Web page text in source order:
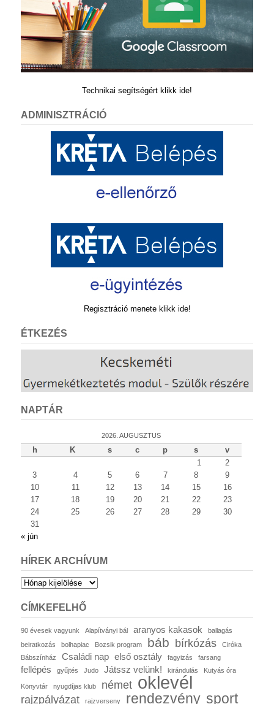
Technikai segítségért klikk ide!
ADMINISZTRÁCIÓ
Regisztráció menete klikk ide!
ÉTKEZÉS
NAPTÁR
2026. AUGUSZTUS
h K s c p s
v
1
2
3
4 5 6 7 8
9
10
11 12 13 14 15
16
17
18 19 20 21 22
23
24
25 26 27 28 29
30
31
« jún
HÍREK ARCHÍVUM
Hírek
CÍMKEFELHŐ
90 évesek vagyunk Alapítványi bál aranyos kakasok
ballagás
beiratkozás
bolhapiac Bozsik program báb bírkózás
Ciróka
Bábszínház
Családi nap első osztály fagyizás farsang
fellépés gyűjtés Judo Játssz velünk! kirándulás Kutyás óra
Könyvtár nyugdíjas klub német oklevél
rajzpályázat rajzverseny rendezvény sport